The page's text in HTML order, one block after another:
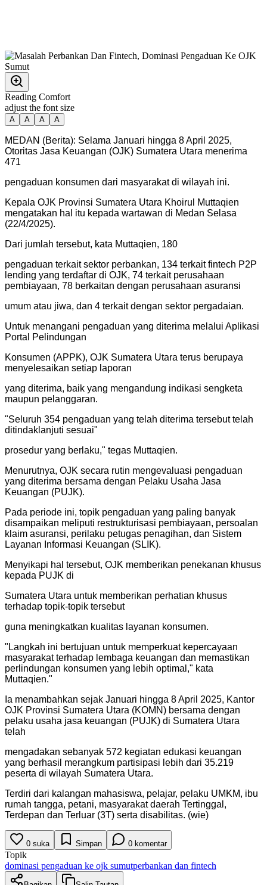
Reading Comfort
adjust the font size
A A A A
MEDAN (Berita): Selama Januari hingga 8 April 2025,
Otoritas Jasa Keuangan (OJK) Sumatera Utara menerima
471
pengaduan konsumen dari masyarakat di wilayah ini.
Kepala OJK Provinsi Sumatera Utara Khoirul Muttaqien
mengatakan hal itu kepada wartawan di Medan Selasa
(22/4/2025).
Dari jumlah tersebut, kata Muttaqien, 180
pengaduan terkait sektor perbankan, 134 terkait fintech P2P
lending yang terdaftar di OJK, 74 terkait perusahaan
pembiayaan, 78 berkaitan dengan perusahaan asuransi
umum atau jiwa, dan 4 terkait dengan sektor pergadaian.
Untuk menangani pengaduan yang diterima melalui Aplikasi
Portal Pelindungan
Konsumen (APPK), OJK Sumatera Utara terus berupaya
menyelesaikan setiap laporan
yang diterima, baik yang mengandung indikasi sengketa
maupun pelanggaran.
"Seluruh 354 pengaduan yang telah diterima tersebut telah
ditindaklanjuti sesuai"
prosedur yang berlaku," tegas Muttaqien.
Menurutnya, OJK secara rutin mengevaluasi pengaduan
yang diterima bersama dengan Pelaku Usaha Jasa
Keuangan (PUJK).
Pada periode ini, topik pengaduan yang paling banyak
disampaikan meliputi restrukturisasi pembiayaan, persoalan
klaim asuransi, perilaku petugas penagihan, dan Sistem
Layanan Informasi Keuangan (SLIK).
Menyikapi hal tersebut, OJK memberikan penekanan khusus
kepada PUJK di
Sumatera Utara untuk memberikan perhatian khusus
terhadap topik-topik tersebut
guna meningkatkan kualitas layanan konsumen.
" Langkah ini bertujuan untuk memperkuat kepercayaan
masyarakat terhadap lembaga keuangan dan memastikan
perlindungan konsumen yang lebih optimal," kata
Muttaqien."
Ia menambahkan sejak Januari hingga 8 April 2025, Kantor
OJK Provinsi Sumatera Utara (KOMN) bersama dengan
pelaku usaha jasa keuangan (PUJK) di Sumatera Utara
telah
mengadakan sebanyak 572 kegiatan edukasi keuangan
yang berhasil merangkum partisipasi lebih dari 35.219
peserta di wilayah Sumatera Utara.
Terdiri dari kalangan mahasiswa, pelajar, pelaku UMKM, ibu
rumah tangga, petani, masyarakat daerah Tertinggal,
Terdepan dan Terluar (3T) serta disabilitas. (wie)
0 suka Simpan 0 komentar
Topik
dominasi pengaduan ke ojk sumutperbankan dan fintech